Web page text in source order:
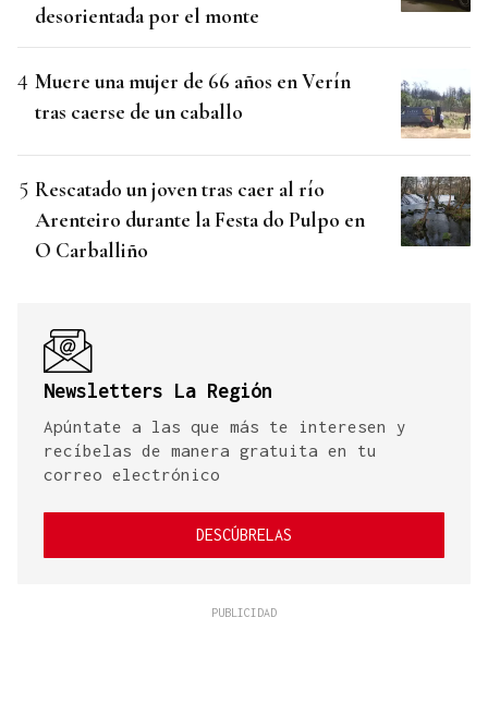
desorientada por el monte
Muere una mujer de 66 años en Verín
tras caerse de un caballo
Rescatado un joven tras caer al río
Arenteiro durante la Festa do Pulpo en
O Carballiño
Newsletters La Región
Apúntate a las que más te interesen y
recíbelas de manera gratuita en tu
correo electrónico
DESCÚBRELAS